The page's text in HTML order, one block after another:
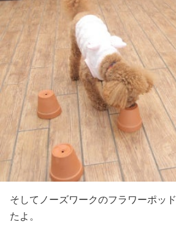
そしてノーズワークのフラワーポッ
たよ。